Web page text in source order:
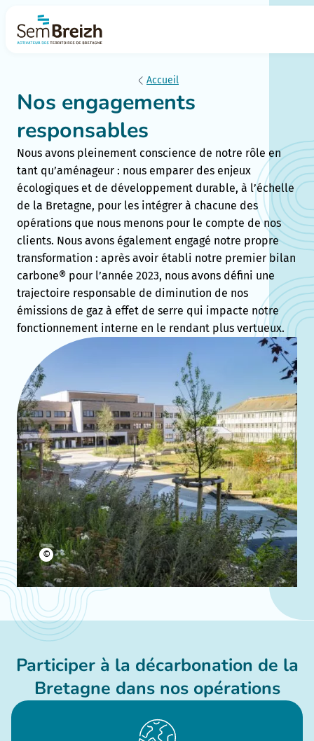
Accueil
Nos engagements
responsables
Nous avons pleinement conscience de notre rôle en
tant qu’aménageur : nous emparer des enjeux
écologiques et de développement durable, à l’échelle
de la Bretagne, pour les intégrer à chacune des
opérations que nous menons pour le compte de nos
clients. Nous avons également engagé notre propre
transformation : après avoir établi notre premier bilan
carbone® pour l’année 2023, nous avons défini une
trajectoire responsable de diminution de nos
émissions de gaz à effet de serre qui impacte notre
fonctionnement interne en le rendant plus vertueux.
©
Participer à la décarbonation de la
Bretagne dans nos opérations